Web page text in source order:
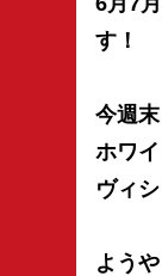
す！
今週
ホワ
ヴィシ
よう